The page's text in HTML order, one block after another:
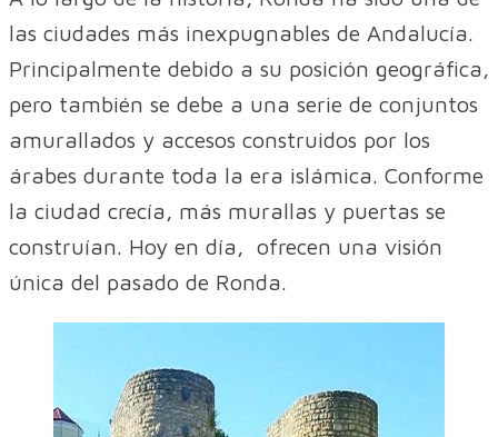
las ciudades más inexpugnables de Andalucía.
Principalmente debido a su posición geográfica,
pero también se debe a una serie de conjuntos
amurallados y accesos construidos por los
árabes durante toda la era islámica. Conforme
la ciudad crecía, más murallas y puertas se
construían. Hoy en día, ofrecen una visión
única del pasado de Ronda.